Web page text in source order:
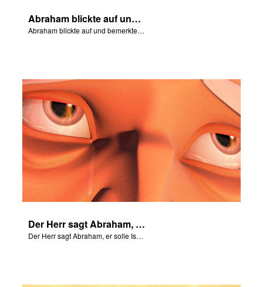
Abraham blickte auf und bemerkte drei Männer, die in der Nähe standen.
Abraham blickte auf und bemerkte drei Männer, die in der Nähe standen.
Der Herr sagt Abraham, er solle Isaak nicht anfassen.
Der Herr sagt Abraham, er solle Isaak nicht anfassen.